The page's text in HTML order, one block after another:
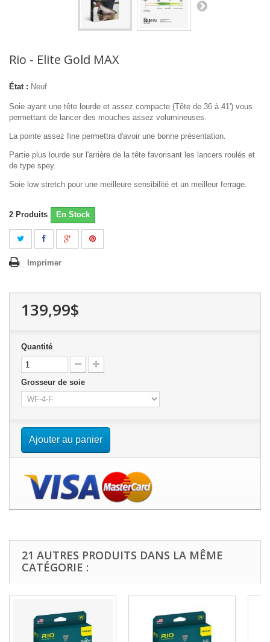
Rio - Elite Gold MAX
État : Neuf
Soie ayant une tête lourde et assez compacte (Tête de 36 à 41') vous
permettant de lancer des mouches assez volumineuses.
La pointe assez fine permettra d'avoir une bonne présentation.
Partie plus lourde sur l'arrière de la tête favorisant les lancers roulés et
de type spey.
Soie low stretch pour une meilleure sensibilité et un meilleur ferrage.
2 Produits En Stock
Imprimer
139,99$
Quantité
Grosseur de soie
Ajouter au panier
21 AUTRES PRODUITS DANS LA MÊME
CATÉGORIE :